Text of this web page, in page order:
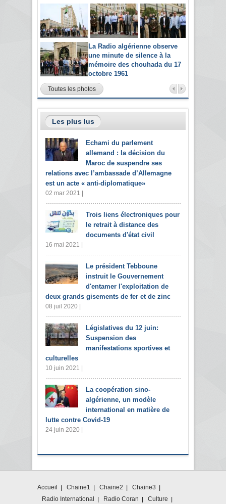
La Radio algérienne observe
une minute de silence à la
mémoire des chouhada du 17
octobre 1961
Toutes les photos
Les plus lus
Echami du parlement
allemand : la décision du
Maroc de suspendre ses
relations avec l’ambassade d’Allemagne
est un acte « anti-diplomatique»
02 mar 2021 |
Trois liens électroniques pour
le retrait à distance des
documents d'état civil
16 mai 2021 |
Le président Tebboune
instruit le Gouvernement
d'entamer l'exploitation de
deux grands gisements de fer et de zinc
08 juil 2020 |
Législatives du 12 juin:
Suspension des
manifestations sportives et
culturelles
10 juin 2021 |
La coopération sino-
algérienne, un modèle
international en matière de
lutte contre Covid-19
24 juin 2020 |
Accueil Chaine1 Chaine2
Chaine3
Radio International
Radio Coran Culture